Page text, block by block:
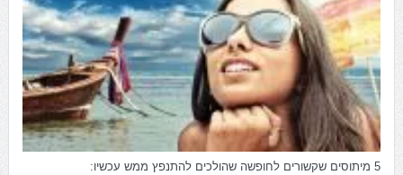
5 מיתוסים שקשורים לחופשה שהולכים להתנפץ ממש עכשיו: